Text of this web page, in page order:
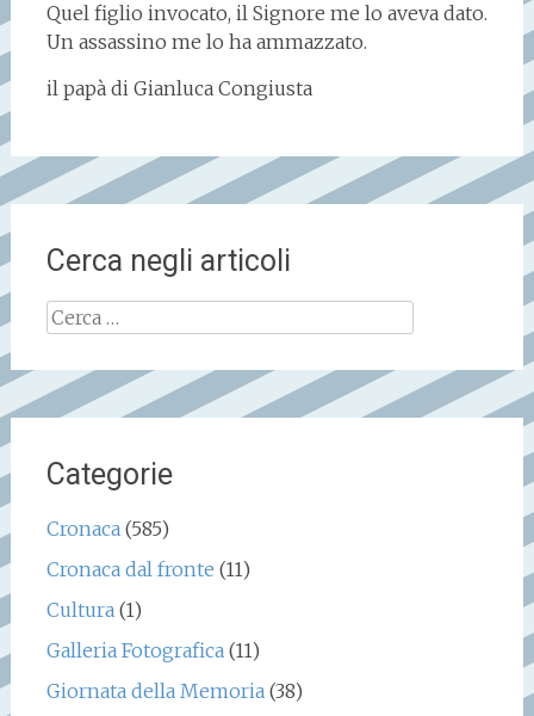
Quel figlio invocato, il Signore me lo aveva dato.
Un assassino me lo ha ammazzato.
il papà di Gianluca Congiusta
Cerca negli articoli
Ricerca
Categorie
Cronaca(585)
Cronaca dal fronte (11)
Cultura(1)
Galleria Fotografica(11)
Giornata della Memoria(38)